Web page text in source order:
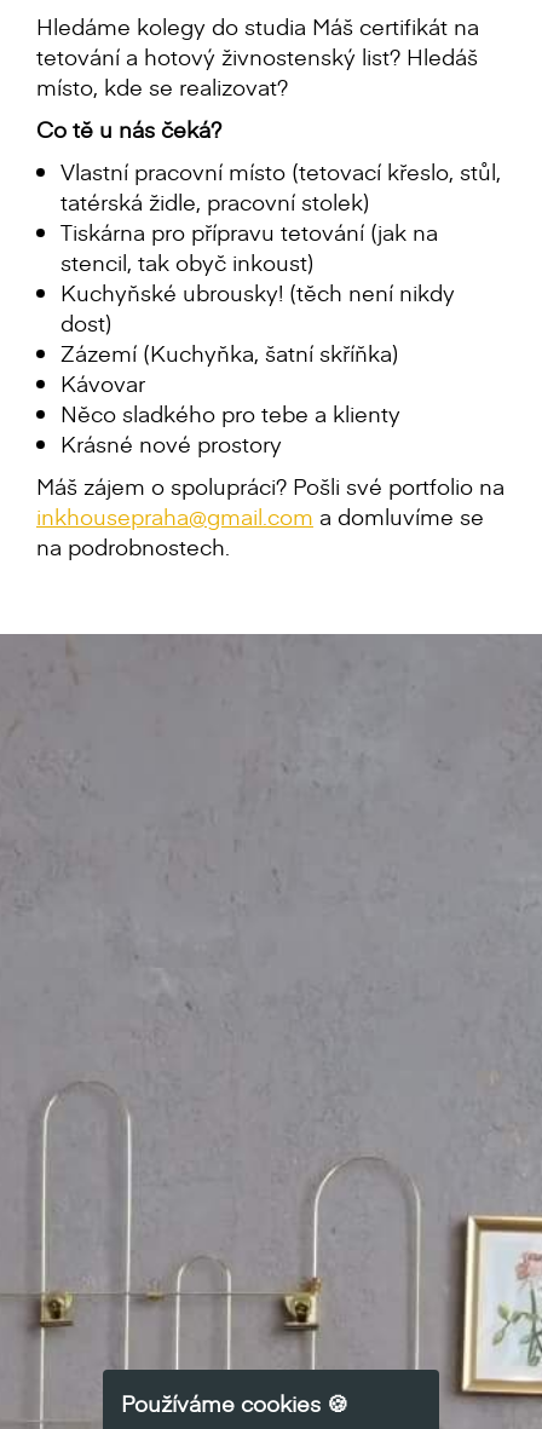
Hledáme kolegy do studia Máš certifikát na
tetování a hotový živnostenský list? Hledáš
místo, kde se realizovat?
Co tě u nás čeká?
Vlastní pracovní místo (tetovací křeslo, stůl,
tatérská židle, pracovní stolek)
Tiskárna pro přípravu tetování (jak na
stencil, tak obyč inkoust)
Kuchyňské ubrousky! (těch není nikdy
dost)
Zázemí (Kuchyňka, šatní skříňka)
Kávovar
Něco sladkého pro tebe a klienty
Krásné nové prostory
Máš zájem o spolupráci? Pošli své portfolio na
inkhousepraha@gmail.com a domluvíme se
na podrobnostech.
Používáme cookies 🍪